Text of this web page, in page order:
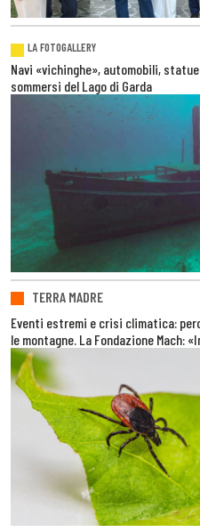
LA FOTOGALLERY
Navi «vichinghe», automobili,
sommersi del Lago di Garda
TERRA MADRE
Eventi estremi e crisi climatica:
le montagne. La Fondazione Mach: